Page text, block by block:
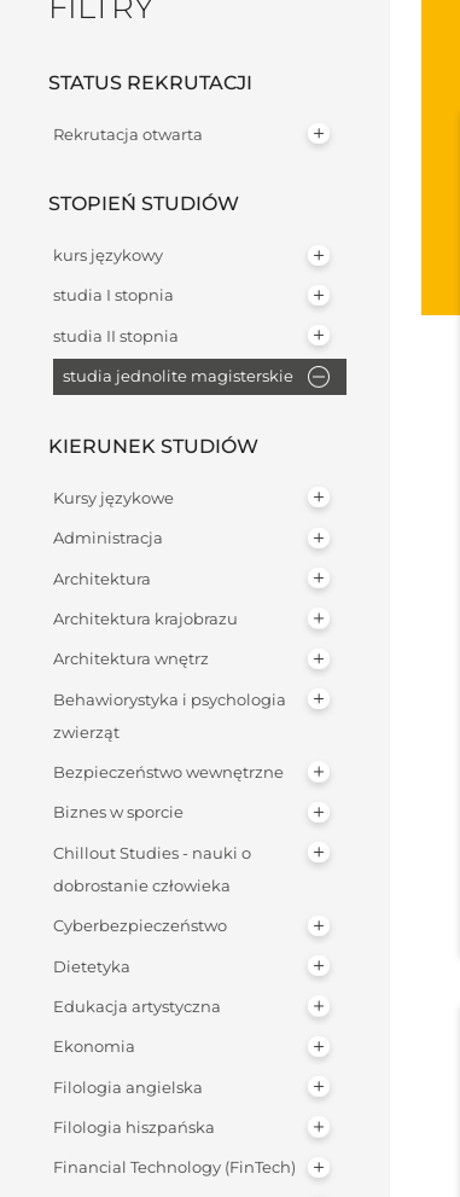
STATUS REKRUTACJI
Rekrutacja otwarta
STOPIEŃ STUDIÓW
kurs językowy
studia I stopnia
studia II stopnia
studia jednolite magisterskie
KIERUNEK STUDIÓW
Kursy językowe
Administracja
Architektura
Architektura krajobrazu
Architektura wnętrz
Behawiorystyka i psychologia
zwierząt
Bezpieczeństwo wewnętrzne
Biznes w sporcie
Chillout Studies - nauki o
dobrostanie człowieka
Cyberbezpieczeństwo
Dietetyka
Edukacja artystyczna
Ekonomia
Filologia angielska
Filologia hiszpańska
Financial Technology (FinTech)